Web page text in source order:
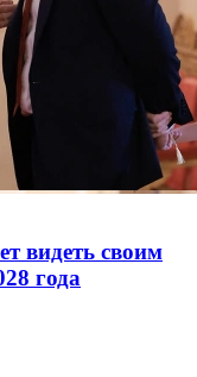
видеть своим
года